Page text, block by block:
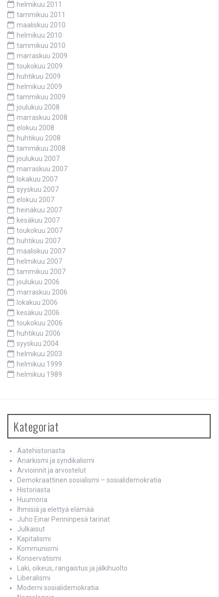
helmikuu 2011
tammikuu 2011
maaliskuu 2010
helmikuu 2010
tammikuu 2010
marraskuu 2009
toukokuu 2009
huhtikuu 2009
helmikuu 2009
tammikuu 2009
joulukuu 2008
marraskuu 2008
elokuu 2008
huhtikuu 2008
tammikuu 2008
joulukuu 2007
marraskuu 2007
lokakuu 2007
syyskuu 2007
elokuu 2007
heinäkuu 2007
kesäkuu 2007
toukokuu 2007
huhtikuu 2007
maaliskuu 2007
helmikuu 2007
tammikuu 2007
joulukuu 2006
marraskuu 2006
lokakuu 2006
kesäkuu 2006
toukokuu 2006
huhtikuu 2006
syyskuu 2004
helmikuu 2003
helmikuu 1999
helmikuu 1989
Kategoriat
Aatehistoriasta
Anarkismi ja syndikalismi
Arvioinnit ja arvostelut
Demokraattinen sosialismi – sosialidemokratia
Historiasta
Huumoria
Ihmisiä ja elettyä elämää
Juho Einar Penninpesä tarinat
Julkaisut
Kapitalismi
Kommunismi
Konservatismi
Laki, oikeus, rangaistus ja jälkihuolto
Liberalismi
Moderni sosialidemokratia